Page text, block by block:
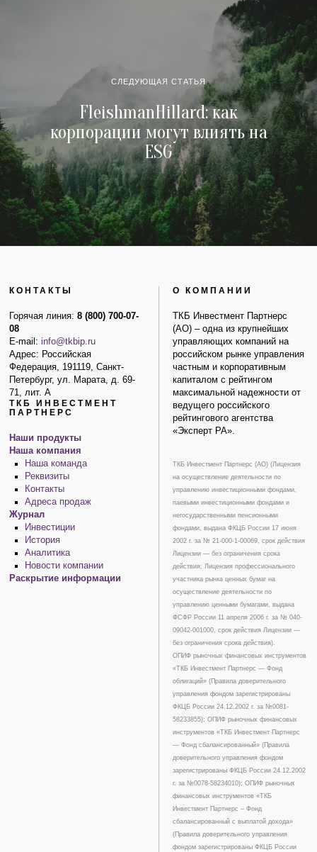
СЛЕДУЮЩАЯ СТАТЬЯ
FleishmanHillard: как
корпорации могут влиять на
ESG
КОНТАКТЫ
Горячая линия:8 (800) 700-07-
08
E-mail:info@tkbip.ru
Адрес: Российская
Федерация, 191119, Санкт-
Петербург, ул. Марата, д. 69-
71, лит. А
ТКБ ИНВЕСТМЕНТ
ПАРТНЕРС
Наши продукты
Наша компания
Наша команда
Реквизиты
Контакты
Адреса продаж
Журнал
Инвестиции
История
Аналитика
Новости компании
Раскрытие информации
О КОМПАНИИ
ТКБ Инвестмент Партнерс
(АО) – одна из крупнейших
управляющих компаний на
российском рынке управления
частным и корпоративным
капиталом с рейтингом
максимальной надежности от
ведущего российского
рейтингового агентства
«Эксперт РА».
ТКБ Инвестмент Партнерс (АО) (Лицензия
на осуществление деятельности по
управлению инвестиционными фондами,
паевыми инвестиционными фондами и
негосударственными пенсионными
фондами, выдана ФКЦБ России 17 июня
2002 г. за № 21-000-1-00069, срок действия
Лицензии — без ограничения срока
действия; Лицензия профессионального
участника рынка ценных бумаг на
осуществление деятельности по
управлению ценными бумагами, выдана
ФСФР России 11 апреля 2006 г. за № 040-
09042-001000, срок действия Лицензии —
без ограничения срока действия).
ОПИФ рыночных финансовых инструментов
«ТКБ Инвестмент Партнерс — Фонд
облигаций» (Правила доверительного
управления фондом зарегистрированы
ФКЦБ России 24.12.2002 г. за №0081-
58233855); ОПИФ рыночных финансовых
инструментов «ТКБ Инвестмент Партнерс
— Фонд сбалансированный» (Правила
доверительного управления фондом
зарегистрированы ФКЦБ России 24.12.2002
г. за №0078-58234010); ОПИФ рыночных
финансовых инструментов «ТКБ
Инвестмент Партнерс – Фонд
сбалансированный с выплатой дохода»
(Правила доверительного управления
фондом зарегистрированы ФКЦБ России